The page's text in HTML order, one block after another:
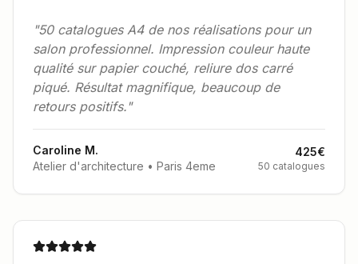
"50 catalogues A4 de nos réalisations pour un
salon professionnel. Impression couleur haute
qualité sur papier couché, reliure dos carré
piqué. Résultat magnifique, beaucoup de
retours positifs."
Caroline M.
Atelier d'architecture • Paris 4eme
425€
50 catalogues